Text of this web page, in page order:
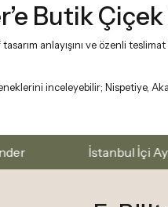
Butik
anlayışını ve özenli
inceleyebilir; Nispetiye,
İstanbul İçi Aynı Gün